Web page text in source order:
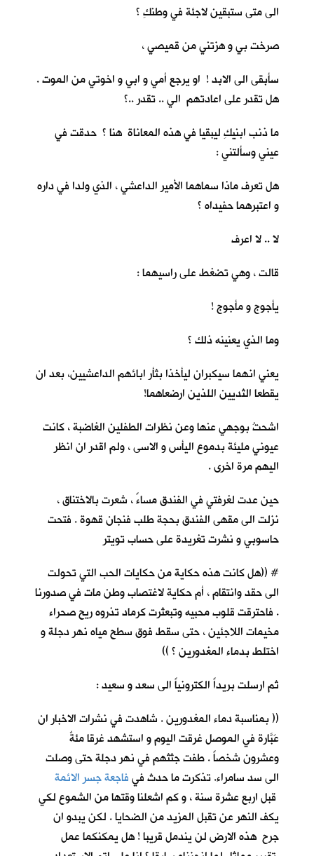
الى متى ستبقين لاجئة في وطنكِ ؟
صرخت بي و هزتني من قميصي ،
سأبقى الى الابد ! او يرجع أمي و ابي و اخوتي من الموت .
هل تقدر على اعادتهم الي .. تقدر ..؟
ما ذنب ابنيكِ ليبقيا في هذه المعاناة هنا ؟ حدقت في
عيني وسألتني :
هل تعرف ماذا سماهما الأمير الداعشي ، الذي ولدا في داره
و اعتبرهما حفيداه ؟
لا .. لا اعرف
قالت ، وهي تضغط على راسيهما :
يأجوج و مأجوج !
وما الذي يعنينه ذلك ؟
يعني انهما سيكبران ليأخذا بثأر ابائهم الداعشيين، بعد ان
يقطعا الثديين اللذين ارضعاهما!
اشحتُ بوجهي عنها وعن نظرات الطفلين الغاضبة ، كانت
عيوني مليئة بدموع اليأس و الاسى ، ولم اقدر ان انظر
اليهم مرة اخرى .
حين عدت لغرفتي في الفندق مساءً ، شعرت بالاختناق ،
نزلت الى مقهى الفندق بحجة طلب فنجان قهوة . فتحت
حاسوبي و نشرت تغريدة على حساب تويتر
# ((هل كانت هذه حكاية من حكايات الحب التي تحولت
الى حقد وانتقام ، أم حكاية لاغتصاب وطن مات في صدورنا
. فاحترقت قلوب محبيه وتبعثرت كرماد تذروه ريح صحراء
مخيمات اللاجئين ، حتى سقط فوق سطح مياه نهر دجلة و
اختلط بدماء المغدورين ؟ ))
ثم ارسلت بريداً الكترونياً الى سعد و سعيد :
(( بمناسبة دماء المغدورين . شاهدت في نشرات الاخبار ان
عَبَّارة في الموصل غرقت اليوم و استشهد غرقا مئةٌ
وعشرون شخصاً . طفت جثثهم في نهر دجلة حتى وصلت
الى سد سامراء. تذكرت ما حدث فيفاجعة جسر الائمة
قبل اربع عشرة سنة ، و كم اشعلنا وقتها من الشموع لكي
يكف النهر عن تقبل المزيد من الضحايا . لكن يبدو ان
جرح هذه الارض لن يندمل قريبا ! هل يمكنكما عمل